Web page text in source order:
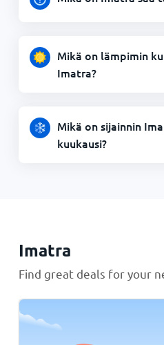
Mikä on lämpimin
Imatra?
Mikä on sijainnin
kuukausi?
Imatra
Find great deals for your